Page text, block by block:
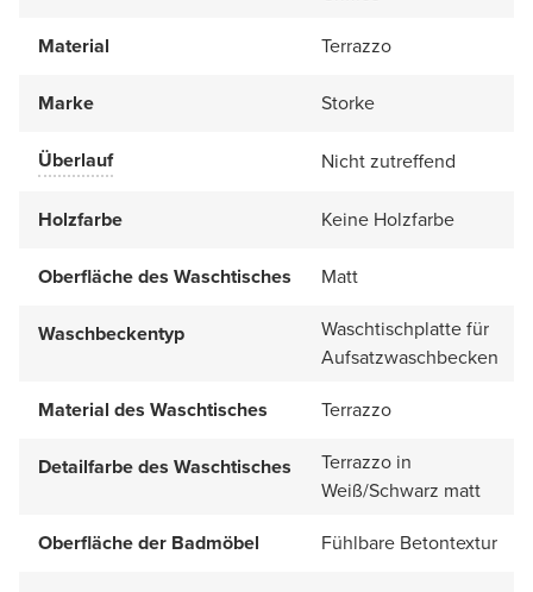
Material
Terrazzo
Marke Storke
Überlauf Nicht zutreffend
Holzfarbe Keine Holzfarbe
Oberfläche des Waschtisches Matt
Waschbeckentyp
Waschtischplatte für
Aufsatzwaschbecken
Material des Waschtisches
Terrazzo
Detailfarbe des Waschtisches
Terrazzo in
Weiß/Schwarz matt
Oberfläche der Badmöbel
Fühlbare Betontextur